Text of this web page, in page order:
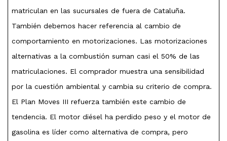
matriculan en las sucursales de fuera de Cataluña.
También debemos hacer referencia al cambio de
comportamiento en motorizaciones. Las motorizaciones
alternativas a la combustión suman casi el 50% de las
matriculaciones. El comprador muestra una sensibilidad
por la cuestión ambiental y cambia su criterio de compra.
El Plan Moves III refuerza también este cambio de
tendencia. El motor diésel ha perdido peso y el motor de
gasolina es líder como alternativa de compra, pero